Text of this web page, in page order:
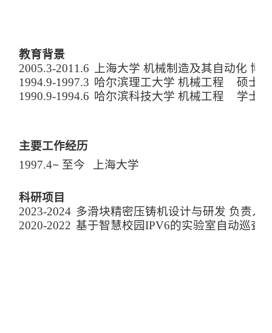
教育背景
2005.3-2011.6 上海大学 机械制造及其自动化 博
1994.9-1997.3 哈尔滨理工大学 机械工程
硕士
1990.9-1994.6 哈尔滨科技大学 机械工程 学士
主要工作经历
1997.4~ 至今 上海大学
科研项目
2023-2024 多滑块精密压铸机设计与研发 负责人
2020-2022 基于智慧校园IPV6的实验室自动巡查